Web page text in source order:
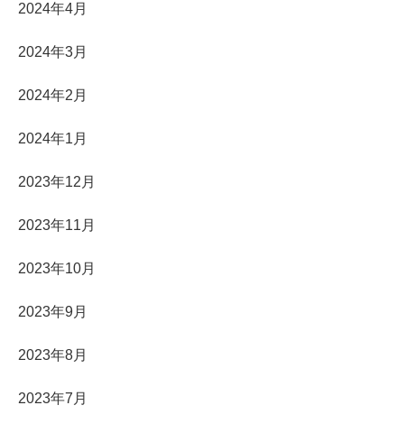
2024年4月
2024年3月
2024年2月
2024年1月
2023年12月
2023年11月
2023年10月
2023年9月
2023年8月
2023年7月